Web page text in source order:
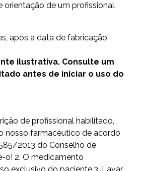
orientação de um profissional.
após a data de fabricação.
ilustrativa. Consulte um
antes de iniciar o uso do
de profissional habilitado,
nosso farmacêutico de acordo
2013 do Conselho de
o! 2. O medicamento